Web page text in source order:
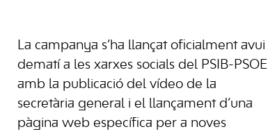
La campanya s’ha llançat oficialment avui
dematí a les xarxes socials del PSIB-PSOE
amb la publicació del vídeo de la
secretària general i el llançament d’una
pàgina web específica per a noves